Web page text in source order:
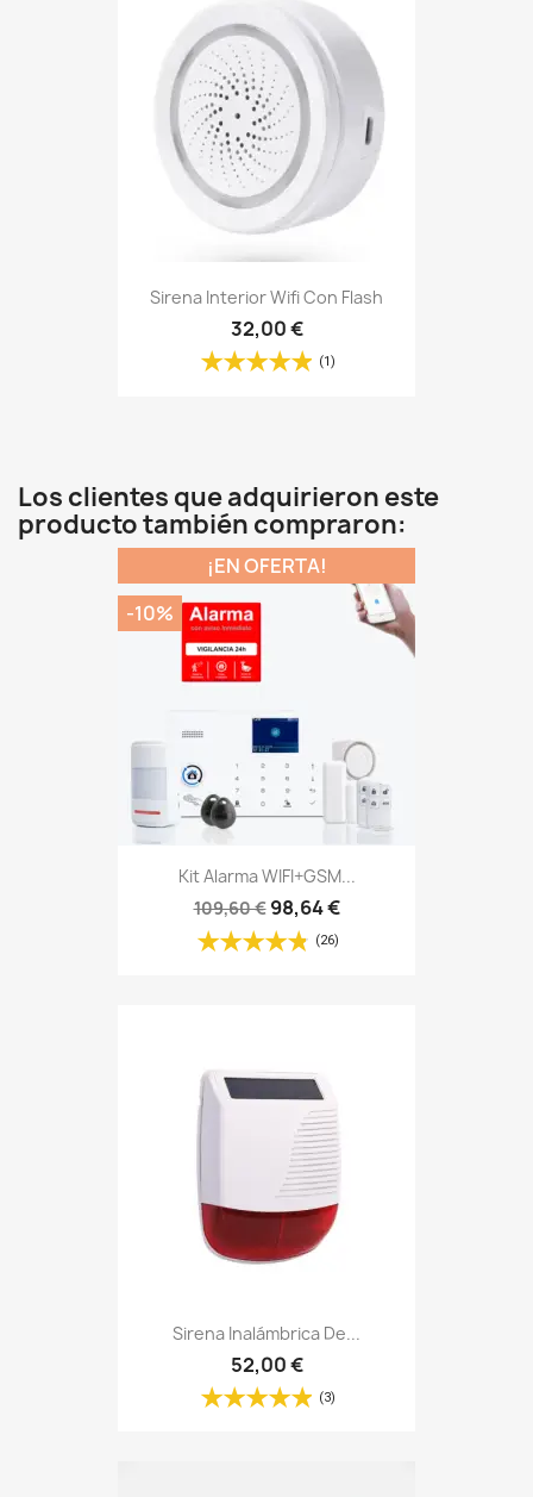
Sirena Interior Wifi Con Flash
32,00 €
(1)
Los clientes que adquirieron este
producto también compraron:
Kit Alarma WIFI+GSM...
109,60 € 98,64 €
(26)
¡EN OFERTA!
-10%
Sirena Inalámbrica De...
52,00 €
(3)